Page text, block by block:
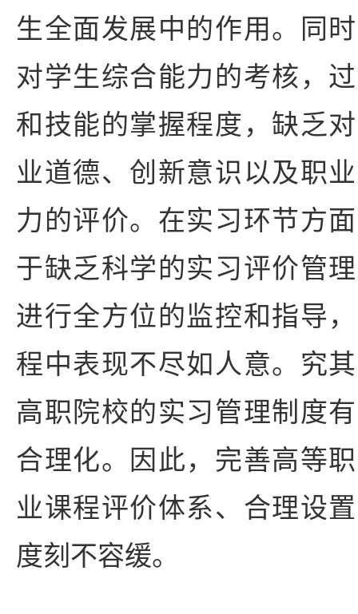
生全面发展中的作用。同
对学生综合能力的考核，
和技能的掌握程度，缺乏
业道德、创新意识以及职
力的评价。在实习环节方
于缺乏科学的实习评价管
进行全方位的监控和指导
程中表现不尽如人意。究
高职院校的实习管理制度
合理化。因此，完善高等
业课程评价体系、合理设
度刻不容缓。